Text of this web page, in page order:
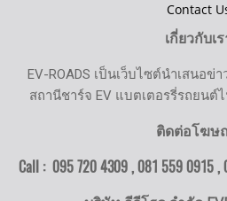
Contact
เกี่ยวกับเร
EV-ROADS เป็นเว็บไซต์นำเสนอ
สถานีชาร์จ EV แบตเตอรรี่รถยนต์
ติดต่อโฆษ
Call : 095 720 4309 , 081 559 0915 ,